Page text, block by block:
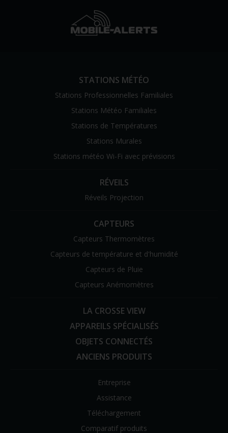
STATIONS MÉTÉO
Stations Professionnelles Familiales
Stations Météo Familiales
Stations de Températures
Stations Murales
Stations météo Wi-Fi avec prévisions
RÉVEILS
Réveils Projection
CAPTEURS
Capteurs Thermomètres
Capteurs de température et d'humidité
Capteurs de Pluie
Capteurs Anémomètres
LA CROSSE VIEW
APPAREILS SPÉCIALISÉS
OBJETS CONNECTÉS
ANCIENS PRODUITS
Entreprise
Assistance
Téléchargement
Comparatif produits